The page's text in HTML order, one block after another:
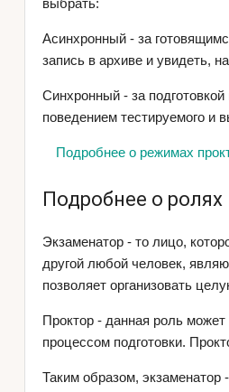
Асинхронный - за
запись в архиве и увидеть,
Синхронный - за
поведением тестируемого и
Подробнее о режимах
Подробнее о ролях
Экзаменатор - то лицо,
другой любой человек,
позволяет организовать
Проктор - данная роль
процессом подготовки.
Таким образом,